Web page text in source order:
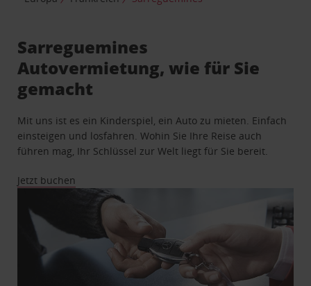
Sarreguemines
Autovermietung, wie für Sie
gemacht
Mit uns ist es ein Kinderspiel, ein Auto zu mieten. Einfach
einsteigen und losfahren. Wohin Sie Ihre Reise auch
führen mag, Ihr Schlüssel zur Welt liegt für Sie bereit.
Jetzt buchen